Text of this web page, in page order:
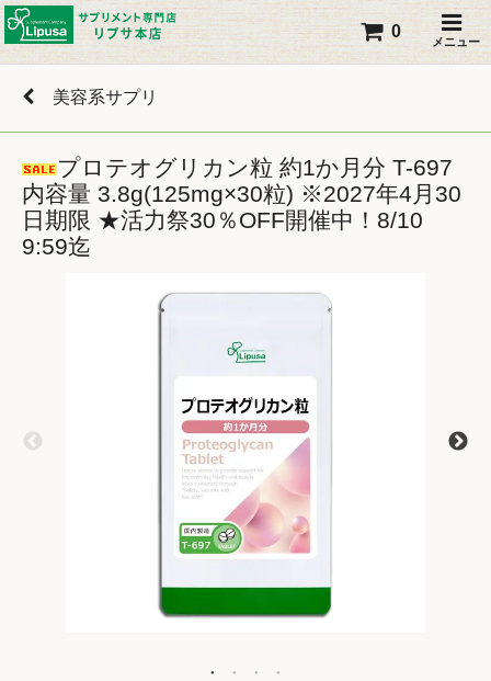
メニュー
0
美容系サプリ
プロテオグリカン粒 約1か月分 T-697
内容量 3.8g(125mg×30粒) ※2027年4月30
日期限 ★活力祭30％OFF開催中！8/10
9:59迄